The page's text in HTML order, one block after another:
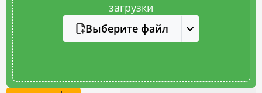
загрузки
Выберите файл